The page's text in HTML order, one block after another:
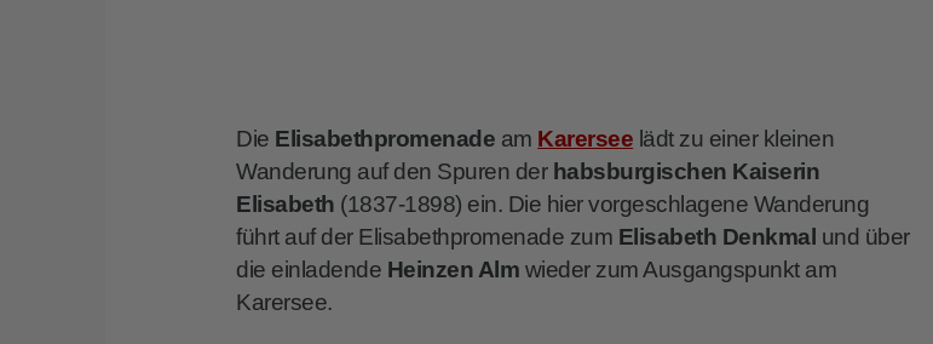
Die Elisabethpromenade am Karersee lädt zu einer kleinen
Wanderung auf den Spuren der habsburgischen Kaiserin
Elisabeth (1837-1898) ein. Die hier vorgeschlagene Wanderung
führt auf der Elisabethpromenade zum Elisabeth Denkmal und über
die einladende Heinzen Alm wieder zum Ausgangspunkt am
Karersee.